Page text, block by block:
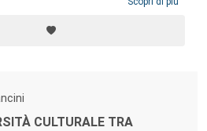
algoritmi sui diritti fondamentali e il
non neutralità del software, per poi
CULTURALE TRA